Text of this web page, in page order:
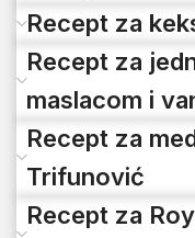
Recept za
Recept za
maslacom i
Recept za
Trifunović
Recept za